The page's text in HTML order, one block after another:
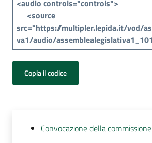
Per
cittadini
Copia il codice
Convocazione della commissione